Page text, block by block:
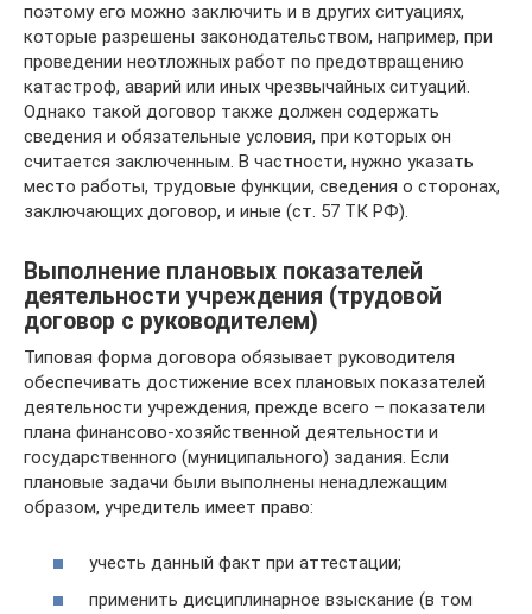
поэтому его можно заключить и в других ситуациях,
которые разрешены законодательством, например, при
проведении неотложных работ по предотвращению
катастроф, аварий или иных чрезвычайных ситуаций.
Однако такой договор также должен содержать
сведения и обязательные условия, при которых он
считается заключенным. В частности, нужно указать
место работы, трудовые функции, сведения о сторонах,
заключающих договор, и иные (ст. 57 ТК РФ).
Выполнение плановых показателей
деятельности учреждения (трудовой
договор с руководителем)
Типовая форма договора обязывает руководителя
обеспечивать достижение всех плановых показателей
деятельности учреждения, прежде всего – показатели
плана финансово-хозяйственной деятельности и
государственного (муниципального) задания. Если
плановые задачи были выполнены ненадлежащим
образом, учредитель имеет право:
учесть данный факт при аттестации;
применить дисциплинарное взыскание (в том